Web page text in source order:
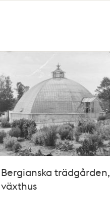
Bergianska trädgården,
växthus